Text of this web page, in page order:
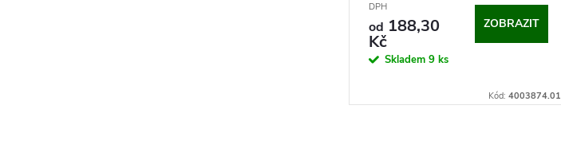
DPH
od 188,30
Kč
Skladem 9 ks
ZOBRAZIT
Kód: 4003874.01